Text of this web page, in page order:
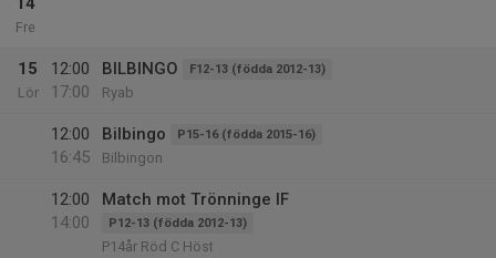
Fre
15
Lör
12:00
17:00
BILBINGO F12-13 (födda 2012-13)
Ryab
12:00
16:45
Bilbingo P15-16 (födda 2015-16)
Bilbingon
12:00
14:00
Match mot Trönninge IF
P12-13 (födda 2012-13)
P14år Röd C Höst